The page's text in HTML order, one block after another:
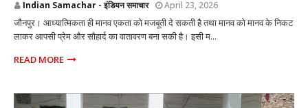
Indian Samachar - इंडियन समाचार April 23, 2026
जौनपुर। आध्यात्मिकता ही मानव एकता को मजबूती दे सकती है तथा मानव को मानव के निकट
लाकर आपसी प्रेम और सौहार्द का वातावरण बना सकी है। इसी म...
READ MORE